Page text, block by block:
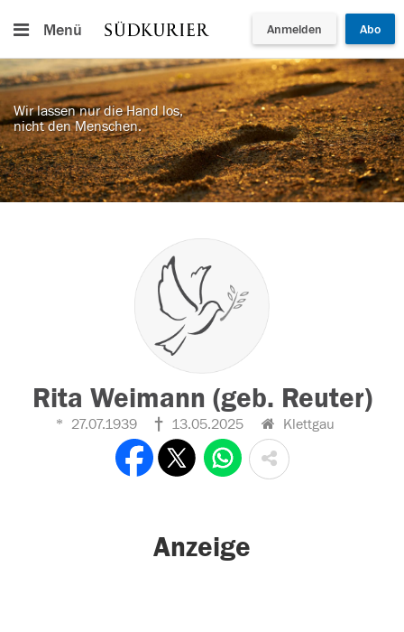
Menü Anmelden Abo
Wir lassen nur die Hand los,
nicht den Menschen.
Rita Weimann (geb. Reuter)
27.07.1939 13.05.2025 Klettgau
Anzeige